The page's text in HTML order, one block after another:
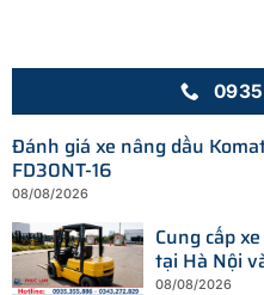
Đánh giá xe nâng dầu
FD30NT-16
08/08/2026
Cung cấp
tại Hà Nội
08/08/2026